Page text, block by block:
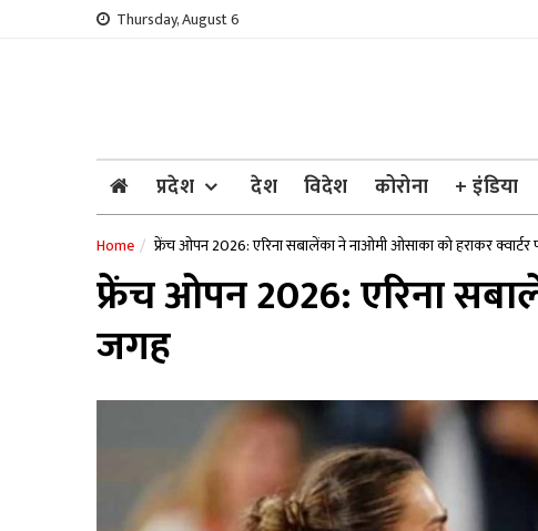
Thursday, August 6
प्रदेश देश विदेश कोरोना + इंडिया
Home फ्रेंच ओपन 2026: एरिना सबालेंका ने नाओमी ओसाका को हराकर
फ्रेंच ओपन 2026: एरिना
जगह